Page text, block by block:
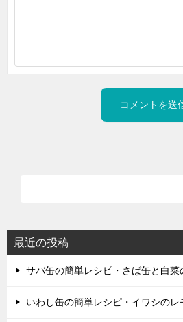
最近の投稿
サバ缶の簡単レシピ・さば缶と白菜
いわし缶の簡単レシピ・イワシのレ